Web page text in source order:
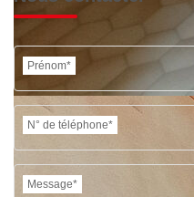
Prénom*
N° de téléphone*
Message*